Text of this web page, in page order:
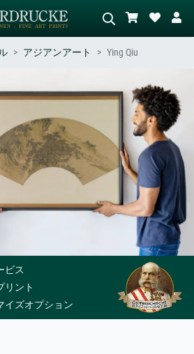
で検索
、北
シーンを説明してください – 例：
緑の草原、赤の多い抽象画、暗い
油絵、木のそばの立ち姿のヌー
ド。
アジアンアート Ying Qiu
ビス
リント
イズオプション